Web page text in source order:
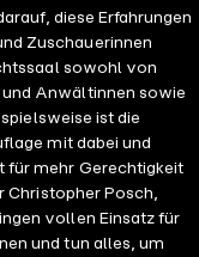
diese Erfahrungen
Zuschauerinnen
sowohl von
Anwältinnen sowie
ist die
mit dabei und
für mehr Gerechtigkeit
Christopher Posch,
vollen Einsatz für
und tun alles, um